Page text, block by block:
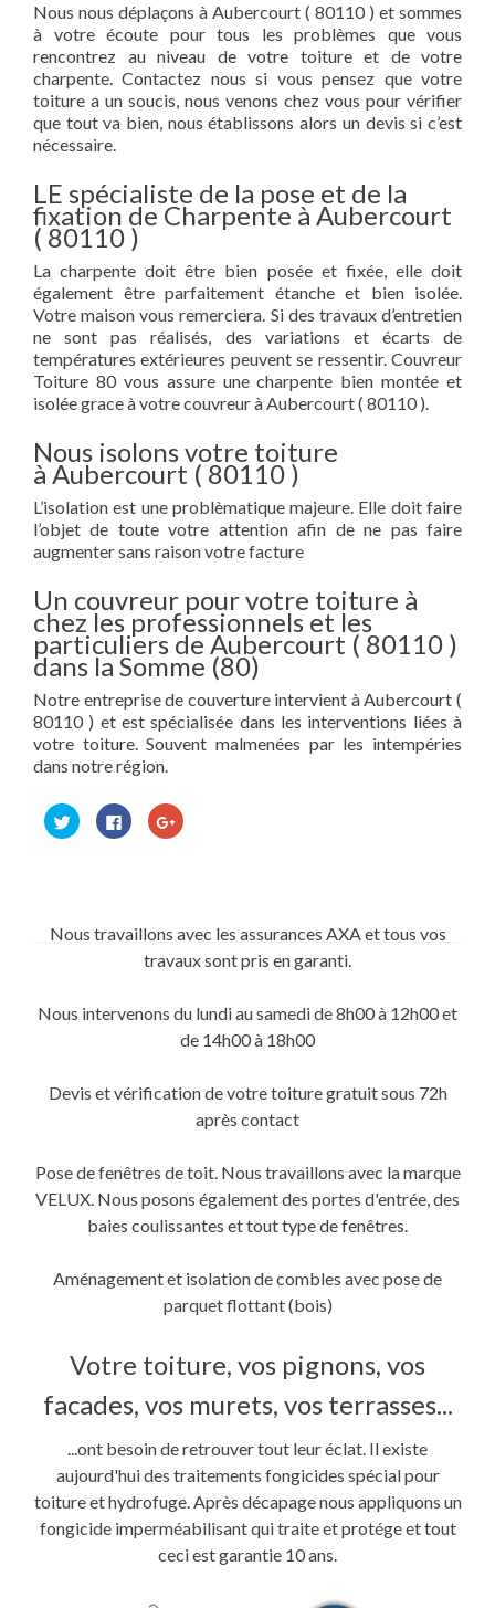
Nous nous déplaçons à Aubercourt ( 80110 ) et sommes
à votre écoute pour tous les problèmes que vous
rencontrez au niveau de votre toiture et de votre
charpente. Contactez nous si vous pensez que votre
toiture a un soucis, nous venons chez vous pour vérifier
que tout va bien, nous établissons alors un devis si c’est
nécessaire.
LE spécialiste de la pose et de la
fixation de Charpente à Aubercourt
( 80110 )
La charpente doit être bien posée et fixée, elle doit
également être parfaitement étanche et bien isolée.
Votre maison vous remerciera. Si des travaux d’entretien
ne sont pas réalisés, des variations et écarts de
températures extérieures peuvent se ressentir. Couvreur
Toiture 80 vous assure une charpente bien montée et
isolée grace à votre couvreur à Aubercourt ( 80110 ).
Nous isolons votre toiture
à Aubercourt ( 80110 )
L’isolation est une problèmatique majeure. Elle doit faire
l’objet de toute votre attention afin de ne pas faire
augmenter sans raison votre facture
Un couvreur pour votre toiture à
chez les professionnels et les
particuliers de Aubercourt ( 80110 )
dans la Somme (80)
Notre entreprise de couverture intervient à Aubercourt (
80110 ) et est spécialisée dans les interventions liées à
votre toiture. Souvent malmenées par les intempéries
dans notre région.
Cliquez
pour
partager
Cliquez
pour
partager
Cliquez
pour
fenêtre)
Nous travaillons avec les assurances AXA et tous vos
travaux sont pris en garanti.
Nous intervenons du lundi au samedi de 8h00 à 12h00 et
de 14h00 à 18h00
Devis et vérification de votre toiture gratuit sous 72h
après contact
Pose de fenêtres de toit. Nous travaillons avec la marque
VELUX. Nous posons également des portes d'entrée, des
baies coulissantes et tout type de fenêtres.
Aménagement et isolation de combles avec pose de
parquet flottant (bois)
Votre toiture, vos pignons, vos
facades, vos murets, vos terrasses...
...ont besoin de retrouver tout leur éclat. Il existe
aujourd'hui des traitements fongicides spécial pour
toiture et hydrofuge. Après décapage nous appliquons un
fongicide imperméabilisant qui traite et protége et tout
ceci est garantie 10 ans.